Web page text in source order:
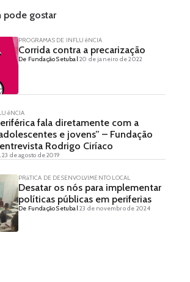
pode gostar
PROGRAMAS DE INFLUêNCIA
Corrida contra a precarização
De Fundação Setubal20 de janeiro de 2022
fala diretamente com a
e jovens” – Fundação
Rodrigo Ciríaco
23 de agosto de 2019
PRáTICA DE DESENVOLVIMENTO LOCAL
Desatar os nós para implementar
políticas públicas em periferias
De Fundação Setubal23 de novembro de 2024